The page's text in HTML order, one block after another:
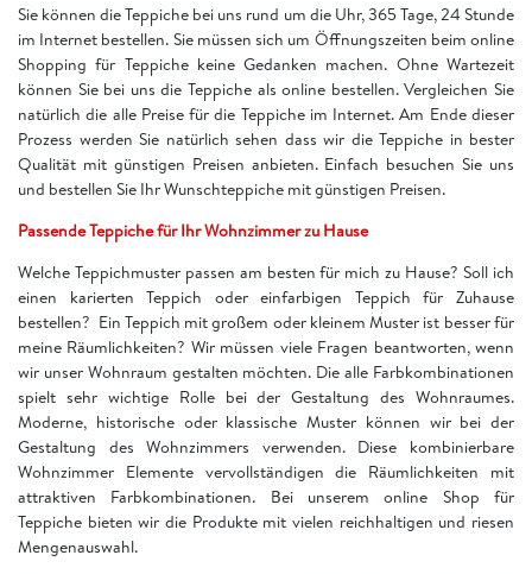
Sie können die Teppiche bei uns rund um die Uhr, 365 Tage, 24 Stunde
im Internet bestellen. Sie müssen sich um Öffnungszeiten beim online
Shopping für Teppiche keine Gedanken machen. Ohne Wartezeit
können Sie bei uns die Teppiche als online bestellen. Vergleichen Sie
natürlich die alle Preise für die Teppiche im Internet. Am Ende dieser
Prozess werden Sie natürlich sehen dass wir die Teppiche in bester
Qualität mit günstigen Preisen anbieten. Einfach besuchen Sie uns
und bestellen Sie Ihr Wunschteppiche mit günstigen Preisen.
Passende Teppiche für Ihr Wohnzimmer zu Hause
Welche Teppichmuster passen am besten für mich zu Hause? Soll ich
einen karierten Teppich oder einfarbigen Teppich für Zuhause
bestellen? Ein Teppich mit großem oder kleinem Muster ist besser für
meine Räumlichkeiten? Wir müssen viele Fragen beantworten, wenn
wir unser Wohnraum gestalten möchten. Die alle Farbkombinationen
spielt sehr wichtige Rolle bei der Gestaltung des Wohnraumes.
Moderne, historische oder klassische Muster können wir bei der
Gestaltung des Wohnzimmers verwenden. Diese kombinierbare
Wohnzimmer Elemente vervollständigen die Räumlichkeiten mit
attraktiven Farbkombinationen. Bei unserem online Shop für
Teppiche bieten wir die Produkte mit vielen reichhaltigen und riesen
Mengenauswahl.